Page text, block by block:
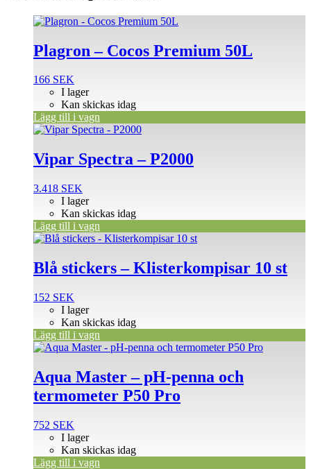
Plagron – Cocos Premium 50L
166 SEK
I lager
Kan skickas idag
Lägg till i vagn
Vipar Spectra – P2000
3.418 SEK
I lager
Kan skickas idag
Lägg till i vagn
Blå stickers – Klisterkompisar 10 st
152 SEK
I lager
Kan skickas idag
Lägg till i vagn
Aqua Master – pH-penna och
termometer P50 Pro
752 SEK
I lager
Kan skickas idag
Lägg till i vagn